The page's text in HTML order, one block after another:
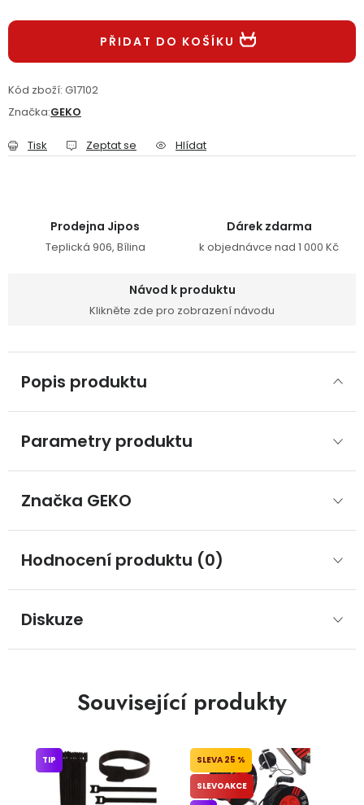
PŘIDAT DO KOŠÍKU
Kód zboží: G17102
Značka:GEKO
Tisk Zeptat se Hlídat
Prodejna Jipos
Teplická 906, Bílina
Dárek zdarma
k objednávce nad 1 000 Kč
Návod k produktu
Klikněte zde pro zobrazení návodu
Popis produktu
Parametry produktu
Značka GEKO
Hodnocení produktu (0)
Diskuze
Související produkty
TIP 25 %
SLEVOAKCE